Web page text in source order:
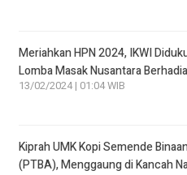
Meriahkan HPN 2024, IKWI
Lomba Masak Nusantara
13/02/2024 | 01:04 WIB
Kiprah UMK Kopi Semende
(PTBA), Menggaung di Kancah